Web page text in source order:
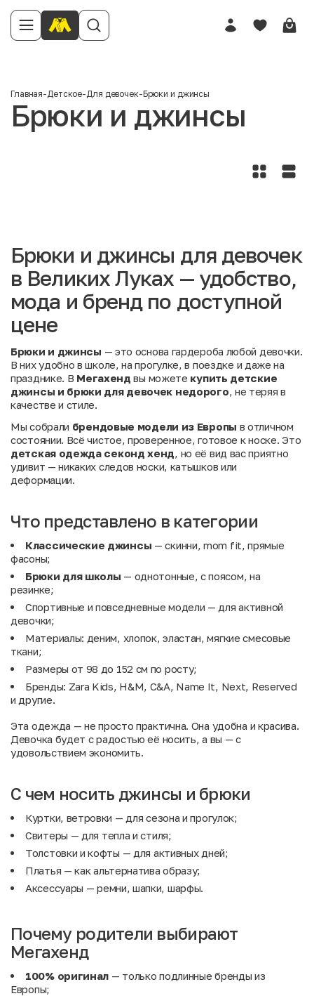
Главная-Детское-Для девочек-Брюки и джинсы
Брюки и джинсы
Брюки и джинсы для девочек
в Великих Луках — удобство,
мода и бренд по доступной
цене
Брюки и джинсы — это основа гардероба любой девочки.
В них удобно в школе, на прогулке, в поездке и даже на
празднике. В Мегахенд вы можете купить детские
джинсы и брюки для девочек недорого, не теряя в
качестве и стиле.
Мы собрали брендовые модели из Европы в отличном
состоянии. Всё чистое, проверенное, готовое к носке. Это
детская одежда секонд хенд, но её вид вас приятно
удивит — никаких следов носки, катышков или
деформации.
Что представлено в категории
Классические джинсы — скинни, mom fit, прямые
фасоны;
Брюки для школы — однотонные, с поясом, на
резинке;
Спортивные и повседневные модели — для активной
девочки;
Материалы: деним, хлопок, эластан, мягкие смесовые
ткани;
Размеры от 98 до 152 см по росту;
Бренды: Zara Kids, H&M, C&A, Name It, Next, Reserved
и другие.
Эта одежда — не просто практична. Она удобна и красива.
Девочка будет с радостью её носить, а вы — с
удовольствием экономить.
С чем носить джинсы и брюки
Куртки, ветровки — для сезона и прогулок;
Свитеры — для тепла и стиля;
Толстовки и кофты — для активных дней;
Платья — как альтернатива образу;
Аксессуары — ремни, шапки, шарфы.
Почему родители выбирают
Мегахенд
100% оригинал — только подлинные бренды из
Европы;